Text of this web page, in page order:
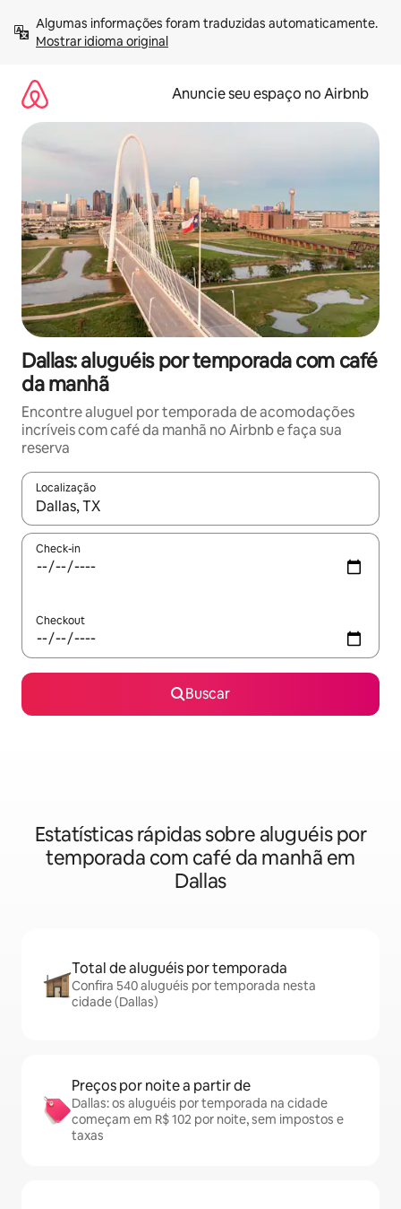
para
Mostrar idioma original
Anuncie seu espaço no Airbnb
Dallas: aluguéis por temporada com café
da manhã
Encontre aluguel por temporada de acomodações
incríveis com café da manhã no Airbnb e faça sua
reserva
Localização
Quando os resultados estiverem disponíveis, explore-os
Check-in
Checkout
Buscar
Estatísticas rápidas sobre aluguéis por
temporada com café da manhã em
Dallas
Total de aluguéis por temporada
Confira 540 aluguéis por temporada nesta
cidade (Dallas)
Preços por noite a partir de
Dallas: os aluguéis por temporada na cidade
começam em R$ 102 por noite, sem impostos e
taxas